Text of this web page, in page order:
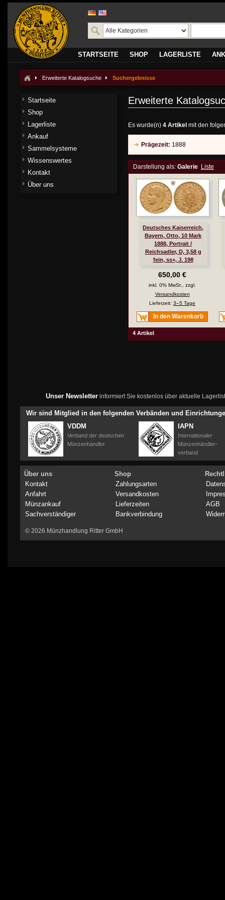
STARTSEITE SHOP LAGERLISTE
Erweiterte Katalogsuche Suchergebnisse
Erweiterte
Es wurde(n) 4 Artikel mit den
Prägezeit: 1888
Darstellung als: Galerie Liste
Deutsches Kaiserreich,
Bayern, Otto, 10 Mark
1888, Portrait /
Reichsadler, D, 3,58 g
fein, ss+, J. 198
650,00 €
inkl. 0% MwSt., zzgl.
Versandkosten
Lieferzeit: 3–5 Tage
In den Warenkorb
4 Artikel
Startseite
Shop
Lagerliste
Ankauf
Sammelsysteme
Wissenswertes
Kontakt
Über uns
Unser Newsletterinformiert Sie kostenlos über aktuelle
Wir sind Mitglied in den folgenden Verbänden und
VDDM
Verband der deutschen
Münzenhändler
IAPN
Internationaler
Münzenhändler-
verband
Über uns
Kontakt
Anfahrt
Münzankauf
Sachverständiger
Shop
Zahlungsarten
Versandkosten
Lieferzeiten
Bankverbindung
AGB
© 2026 Münzhandlung Ritter GmbH